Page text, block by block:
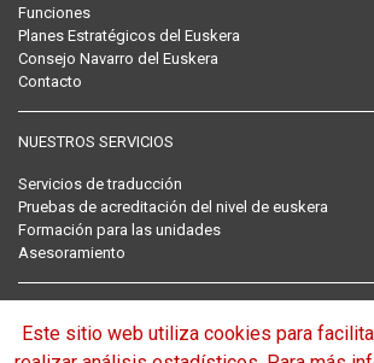
Funciones
Planes Estratégicos del Euskera
Consejo Navarro del Euskera
Contacto
NUESTROS SERVICIOS
Servicios de traducción
Pruebas de acreditación del nivel de euskera
Formación para las unidades
Asesoramiento
Normativa
Este sitio web utiliza cookies para